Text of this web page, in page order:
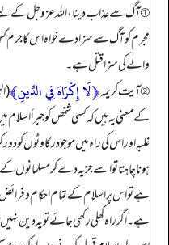
① آگ سے عذاب دینا، اللہ عزوجل کے
مجرم کو آگ سے سزا دے خواہ اس کا جرم
والے کی سزا قتل ہے۔
② آیت كريمه﴿لَا إِكْرَاهَ فِي الدِّينِ﴾
کے معنی یہ ہیں کہ کسی شخص کو جبراً اسلام
غلبہ اور اس کی راہ میں موجود رکاوٹوں
ہونا چاہتا تو اسے جزیہ دے کر مسلمانوں کے
ہے تو اس پر اسلام کے تمام احکام و فرائض
ہے۔ اگر راہ کھلی رکھی جائے تو یہ دین